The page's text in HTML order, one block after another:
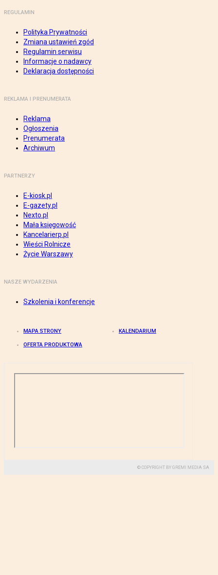
REGULAMIN
Polityka Prywatności
Zmiana ustawień zgód
Regulamin serwisu
Informacje o nadawcy
Deklaracja dostępności
REKLAMA I PRENUMERATA
Reklama
Ogłoszenia
Prenumerata
Archiwum
PARTNERZY
E-kiosk.pl
E-gazety.pl
Nexto.pl
Mała księgowość
Kancelarierp.pl
Wieści Rolnicze
Życie Warszawy
NASZE WYDARZENIA
Szkolenia i konferencje
MAPA STRONY KALENDARIUM
OFERTA PRODUKTOWA
© COPYRIGHT BY GREMI MEDIA SA